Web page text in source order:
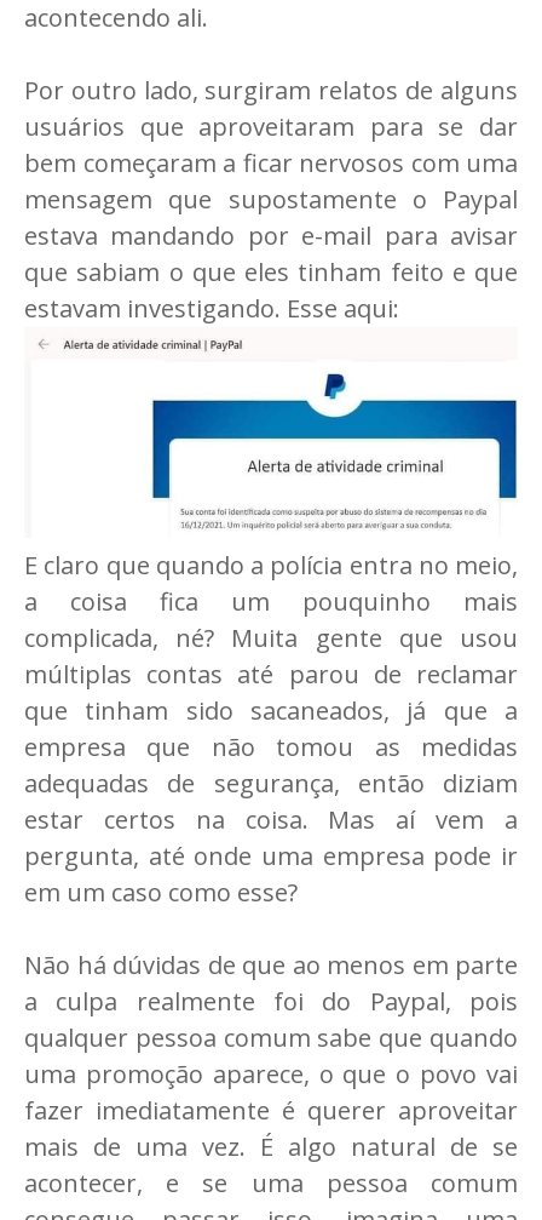
acontecendo ali.
Por outro lado, surgiram relatos de alguns
usuários que aproveitaram para se dar
bem começaram a ficar nervosos com uma
mensagem que supostamente o Paypal
estava mandando por e-mail para avisar
que sabiam o que eles tinham feito e que
estavam investigando. Esse aqui:
E claro que quando a polícia entra no meio,
a coisa fica um pouquinho mais
complicada, né? Muita gente que usou
múltiplas contas até parou de reclamar
que tinham sido sacaneados, já que a
empresa que não tomou as medidas
adequadas de segurança, então diziam
estar certos na coisa. Mas aí vem a
pergunta, até onde uma empresa pode ir
em um caso como esse?
Não há dúvidas de que ao menos em parte
a culpa realmente foi do Paypal, pois
qualquer pessoa comum sabe que quando
uma promoção aparece, o que o povo vai
fazer imediatamente é querer aproveitar
mais de uma vez. É algo natural de se
acontecer, e se uma pessoa comum